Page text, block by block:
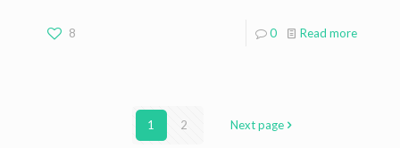
8 0 Read more
1 2 Next page